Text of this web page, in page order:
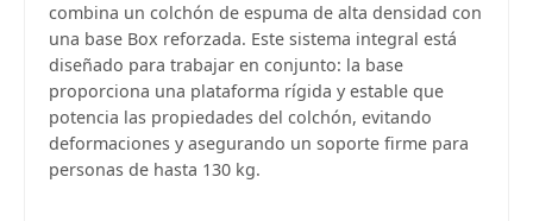
combina un colchón de espuma de alta densidad con
una base Box reforzada. Este sistema integral está
diseñado para trabajar en conjunto: la base
proporciona una plataforma rígida y estable que
potencia las propiedades del colchón, evitando
deformaciones y asegurando un soporte firme para
personas de hasta 130 kg.